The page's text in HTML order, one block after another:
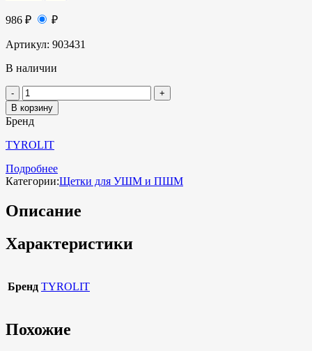
986 ₽ ₽
Артикул: 903431
В наличии
В корзину
Бренд
TYROLIT
Подробнее
Категории:Щетки для УШМ и ПШМ
Описание
Характеристики
Бренд TYROLIT
Похожие